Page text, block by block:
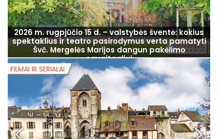
2026 m. rugpjūčio 15 d. – valstybės šventė: kokius
spektaklius ir teatro pasirodymus verta pamatyti
Švč. Mergelės Marijos dangun pakėlimo
savaitgaliui
FILMAI IR SERIALAI